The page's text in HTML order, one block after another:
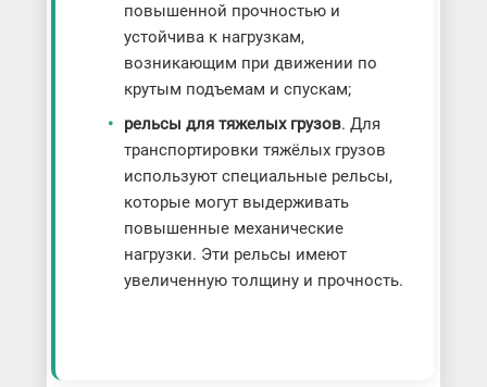
повышенной прочностью и
устойчива к нагрузкам,
возникающим при движении по
крутым подъемам и спускам;
рельсы для тяжелых грузов. Для
транспортировки тяжёлых грузов
используют специальные рельсы,
которые могут выдерживать
повышенные механические
нагрузки. Эти рельсы имеют
увеличенную толщину и прочность.